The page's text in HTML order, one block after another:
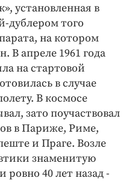
установленная в
дублером того
на котором
В апреле 1961 года
на стартовой
в случае
В космосе
зато поучаствовал
в Париже, Риме,
и Праге. Возле
знаменитую
ровно 40 лет назад -